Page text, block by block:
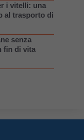
i vitelli: una
al trasporto di
senza
fin di vita